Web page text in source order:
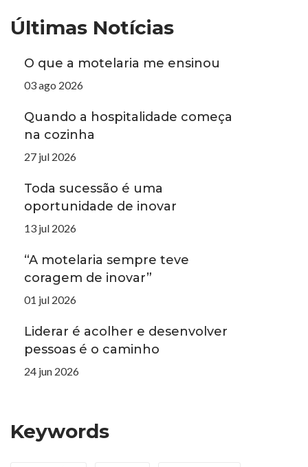
Últimas Notícias
O que a motelaria me ensinou
03 ago 2026
Quando a hospitalidade começa
na cozinha
27 jul 2026
Toda sucessão é uma
oportunidade de inovar
13 jul 2026
“A motelaria sempre teve
coragem de inovar”
01 jul 2026
Liderar é acolher e desenvolver
pessoas é o caminho
24 jun 2026
Keywords